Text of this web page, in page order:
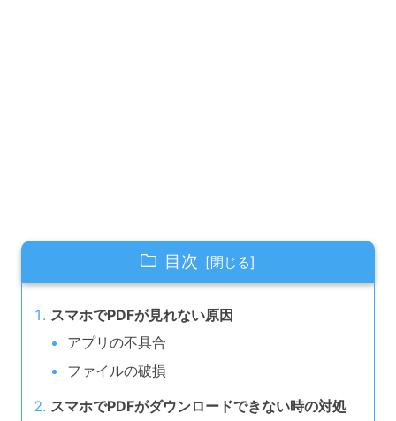
目次
スマホでPDFが見れない原因
アプリの不具合
ファイルの破損
スマホでPDFがダウンロードできない時の対処